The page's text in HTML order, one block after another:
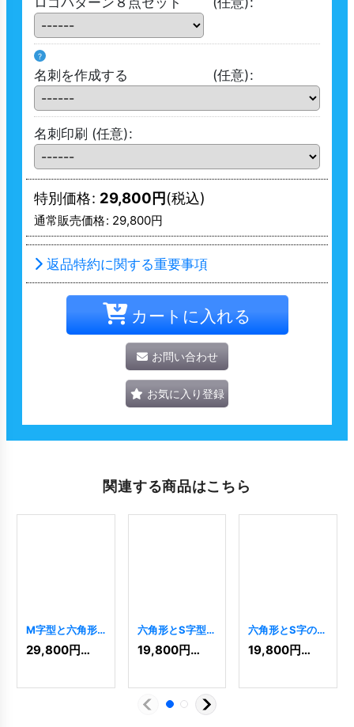
?
名刺を作成する (任意):
名刺印刷 (任意):
特別価格: 29,800円(税込)
通常販売価格: 29,800円
返品特約に関する重要事項
カートに入れる
お問い合わせ
お気に入り登録
関連する商品はこちら
M字型と六角形
のロゴ[7725
29,800円(税込)
六角形とS字型稲
妻のスピードロ
ゴ [9746]
19,800円(税込)
六角形とS字の力
強いロゴ [9478
19,800円(税込)